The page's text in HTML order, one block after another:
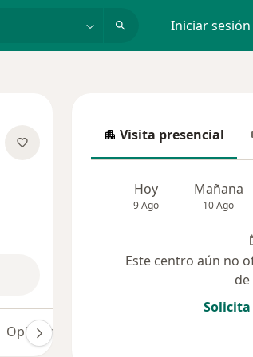
Iniciar sesión
Opiniones (19)
Visita presencial
Visita presencial
Hoy
9 Ago
Mañana
10 Ago
Este centro aún no
de